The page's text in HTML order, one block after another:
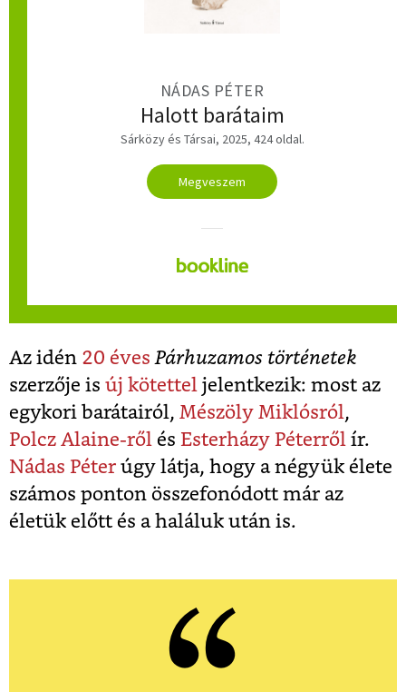
NÁDAS PÉTER
Halott barátaim
Sárközy és Társai, 2025, 424 oldal.
Megveszem
Az idén 20 éves Párhuzamos történetek
szerzője is új kötettel jelentkezik: most az
egykori barátairól, Mészöly Miklósról,
Polcz Alaine-ről és Esterházy Péterről ír.
Nádas Péter úgy látja, hogy a négyük élete
számos ponton összefonódott már az
életük előtt és a haláluk után is.